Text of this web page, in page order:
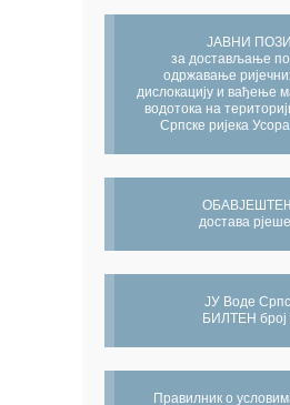
ЈАВНИ
за достављање
одржавање
дислокацију и вађење
водотока на
Српске ријека
достава
ЈУ Воде
БИЛТЕН број
Правилник о